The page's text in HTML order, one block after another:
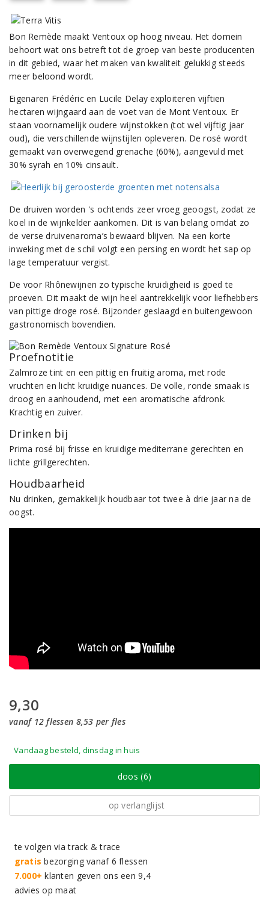
Bon Remède maakt Ventoux op hoog niveau. Het domein
behoort wat ons betreft tot de groep van beste producenten
in dit gebied, waar het maken van kwaliteit gelukkig steeds
meer beloond wordt.
Eigenaren Frédéric en Lucile Delay exploiteren vijftien
hectaren wijngaard aan de voet van de Mont Ventoux. Er
staan voornamelijk oudere wijnstokken (tot wel vijftig jaar
oud), die verschillende wijnstijlen opleveren. De rosé wordt
gemaakt van overwegend grenache (60%), aangevuld met
30% syrah en 10% cinsault.
De druiven worden 's ochtends zeer vroeg geoogst, zodat ze
koel in de wijnkelder aankomen. Dit is van belang omdat zo
de verse druivenaroma’s bewaard blijven. Na een korte
inweking met de schil volgt een persing en wordt het sap op
lage temperatuur vergist.
De voor Rhônewijnen zo typische kruidigheid is goed te
proeven. Dit maakt de wijn heel aantrekkelijk voor liefhebbers
van pittige droge rosé. Bijzonder geslaagd en buitengewoon
gastronomisch bovendien.
Proefnotitie
Zalmroze tint en een pittig en fruitig aroma, met rode
vruchten en licht kruidige nuances. De volle, ronde smaak is
droog en aanhoudend, met een aromatische afdronk.
Krachtig en zuiver.
Drinken bij
Prima rosé bij frisse en kruidige mediterrane gerechten en
lichte grillgerechten.
Houdbaarheid
Nu drinken, gemakkelijk houdbaar tot twee à drie jaar na de
oogst.
9,30
vanaf 12 flessen 8,53 per fles
Vandaag besteld, dinsdag in huis
doos (6)
op verlanglijst
te volgen via track & trace
gratis bezorging vanaf 6 flessen
7.000+ klanten geven ons een 9,4
advies op maat